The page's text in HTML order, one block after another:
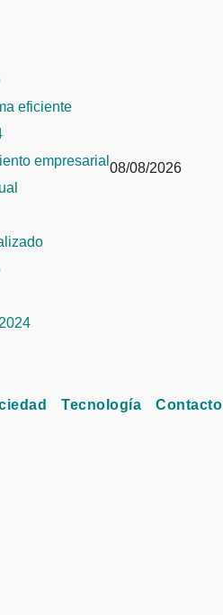
eficiente
empresarial 08/08/2026
Tecnología Contacto